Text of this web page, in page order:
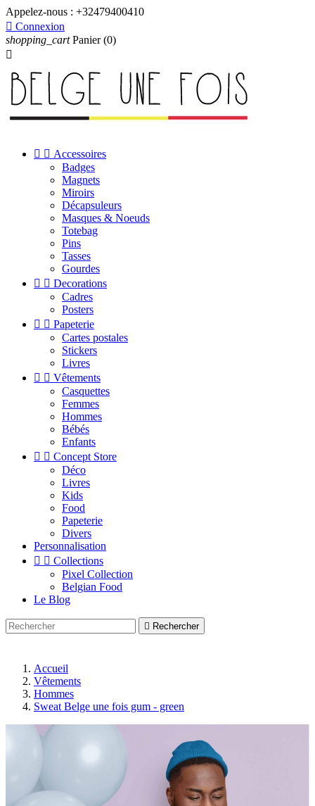
Appelez-nous : +32479400410
 Connexion
shopping_cart Panier (0)

  Accessoires
Badges
Magnets
Miroirs
Décapsuleurs
Masques & Noeuds
Totebag
Pins
Tasses
Gourdes
  Decorations
Cadres
Posters
  Papeterie
Cartes postales
Stickers
Livres
  Vêtements
Casquettes
Femmes
Hommes
Bébés
Enfants
  Concept Store
Déco
Livres
Kids
Food
Papeterie
Divers
Personnalisation
  Collections
Pixel Collection
Belgian Food
Le Blog
 Rechercher
Accueil
Vêtements
Hommes
Sweat Belge une fois gum - green